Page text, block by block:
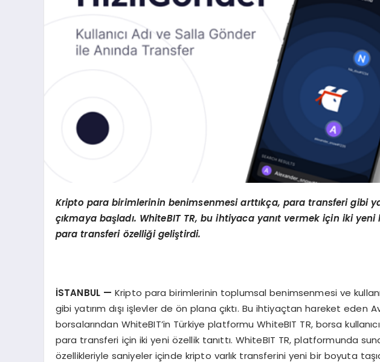
Kripto para birimlerinin benimsenmesi arttıkça, para transferi gibi
çıkmaya başladı. WhiteBIT TR, bu ihtiyaca yanıt vermek için iki yeni
para transferi özelliği geliştirdi.
İSTANBUL — Kripto para birimlerinin toplumsal benimsenmesi ve
gibi yatırım dışı işlevler de ön plana çıktı. Bu ihtiyaçtan hareket eden
borsalarından WhiteBIT’in Türkiye platformu WhiteBIT TR, borsa
para transferi için iki yeni özellik tanıttı. WhiteBIT TR, platformunda
özellikleriyle saniyeler içinde kripto varlık transferini yeni bir boyuta